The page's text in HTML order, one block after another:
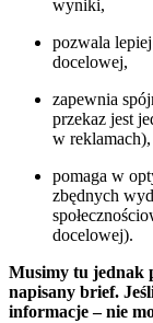
wyniki,
pozwala
docelowej,
zapewnia
przekaz jest
w reklamach),
pomaga w
zbędnych
docelowej).
Musimy tu jednak
napisany brief.
informacje – nie